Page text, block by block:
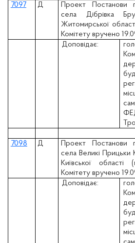
7097 Д
Проект Постанови
села Дібрівка
Житомирської
Комітету вручено
Доповідає:
7098 Д
Проект Постанови
села Великі Прицьки
Київської
Комітету вручено
Доповідає: